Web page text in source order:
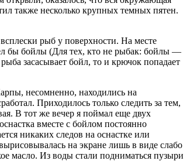
также несколько крупных темных пя­тен.
рыб у поверхности. На месте
бы бойлы (Для тех, кто не рыбак: бойлы —
засасывает бойл, то и крючок попадает
несомненно, находились на
При­ходилось только следить за тем,
В тот же вечер я поймал еще двух
вместе с бойлом посто­янно
никаких следов на оснастке или
на экране лишь в виде слабо
масло. Из воды стали подниматься пузыри